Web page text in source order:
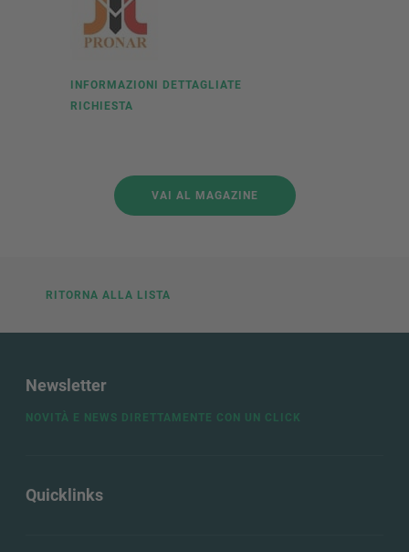
INFORMAZIONI DETTAGLIATE
RICHIESTA
VAI AL MAGAZINE
RITORNA ALLA LISTA
Quicklinks
Newsletter
NOVITÀ E NEWS DIRETTAMENTE CON UN CLICK